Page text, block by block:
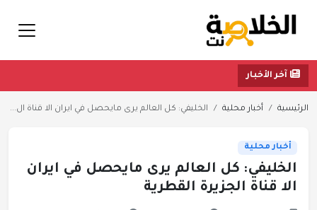
آخر الأخبار
الرئيسية أخبار محلية الخليفي: كل العالم يرى مايحصل في ايران الا قناة ال...
أخبار محلية
الخليفي: كل العالم يرى مايحصل في ايران
الا قناة الجزيرة القطرية